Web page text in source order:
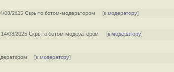
08/2025Скрыто ботом-модератором [к модератору]
14/08/2025Скрыто ботом-модератором [к модератору]
[к модератору]